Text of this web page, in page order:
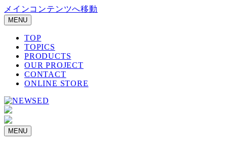
メインコンテンツへ移動
MENU
TOP
TOPICS
PRODUCTS
OUR PROJECT
CONTACT
ONLINE STORE
MENU